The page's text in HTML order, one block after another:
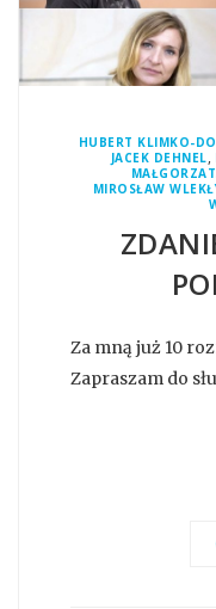
HUBERT KLIMKO-
JACEK DEHNEL,
MIROSŁAW
Za mną już 10
Zapraszam do